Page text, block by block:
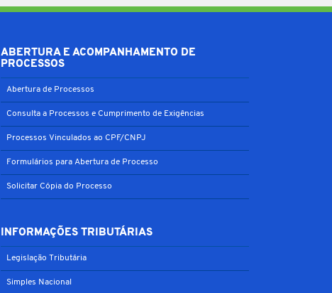
ABERTURA E ACOMPANHAMENTO DE
PROCESSOS
Abertura de Processos
Consulta a Processos e Cumprimento de Exigências
Processos Vinculados ao CPF/CNPJ
Formulários para Abertura de Processo
Solicitar Cópia do Processo
INFORMAÇÕES TRIBUTÁRIAS
Legislação Tributária
Simples Nacional